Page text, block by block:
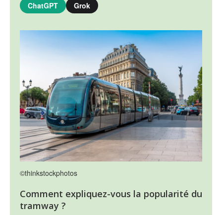
ChatGPT Grok
©thinkstockphotos
Comment expliquez-vous la popularité du
tramway ?